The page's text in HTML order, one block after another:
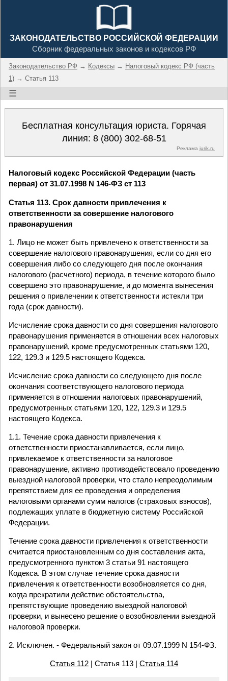
ЗАКОНОДАТЕЛЬСТВО РОССИЙСКОЙ ФЕДЕРАЦИИ
Сборник федеральных законов и кодексов РФ
Законодательство РФ → Кодексы → Налоговый кодекс РФ (часть
1) → Статья 113
☰
Бесплатная консультация юриста. Горячая
линия: 8 (800) 302-68-51
Реклама jurik.ru
Налоговый кодекс Российской Федерации (часть
первая) от 31.07.1998 N 146-ФЗ ст 113
Статья 113. Срок давности привлечения к
ответственности за совершение налогового
правонарушения
1. Лицо не может быть привлечено к ответственности за
совершение налогового правонарушения, если со дня его
совершения либо со следующего дня после окончания
налогового (расчетного) периода, в течение которого было
совершено это правонарушение, и до момента вынесения
решения о привлечении к ответственности истекли три
года (срок давности).
Исчисление срока давности со дня совершения налогового
правонарушения применяется в отношении всех налоговых
правонарушений, кроме предусмотренных статьями 120,
122, 129.3 и 129.5 настоящего Кодекса.
Исчисление срока давности со следующего дня после
окончания соответствующего налогового периода
применяется в отношении налоговых правонарушений,
предусмотренных статьями 120, 122, 129.3 и 129.5
настоящего Кодекса.
1.1. Течение срока давности привлечения к
ответственности приостанавливается, если лицо,
привлекаемое к ответственности за налоговое
правонарушение, активно противодействовало проведению
выездной налоговой проверки, что стало непреодолимым
препятствием для ее проведения и определения
налоговыми органами сумм налогов (страховых взносов),
подлежащих уплате в бюджетную систему Российской
Федерации.
Течение срока давности привлечения к ответственности
считается приостановленным со дня составления акта,
предусмотренного пунктом 3 статьи 91 настоящего
Кодекса. В этом случае течение срока давности
привлечения к ответственности возобновляется со дня,
когда прекратили действие обстоятельства,
препятствующие проведению выездной налоговой
проверки, и вынесено решение о возобновлении выездной
налоговой проверки.
2. Исключен. - Федеральный закон от 09.07.1999 N 154-ФЗ.
Статья 112| Статья 113 | Статья 114